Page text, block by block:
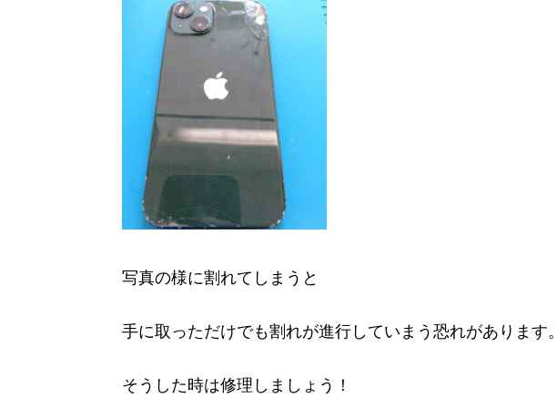
写真の様に割れてしまうと
手に取っただけでも割れが進行していまう恐れがあります。
そうした時は修理しましょう！